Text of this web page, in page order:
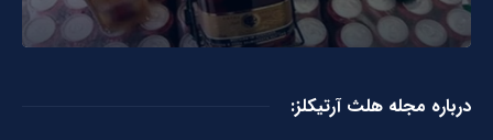
درباره مجله هلث آرتیکلز: